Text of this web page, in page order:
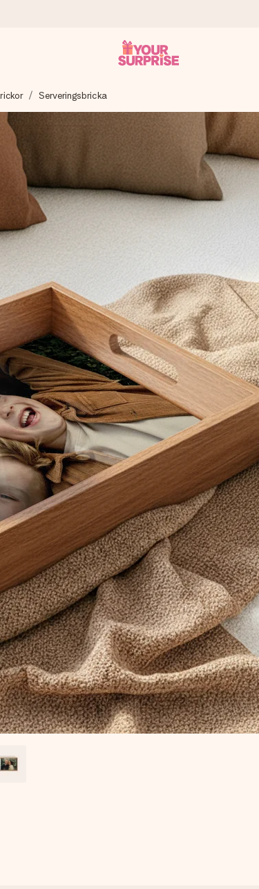
du kan ge den i precis rätt tid, när det betyder som
foto eller ett meddelande som verkligen berör
Serveringsbricka